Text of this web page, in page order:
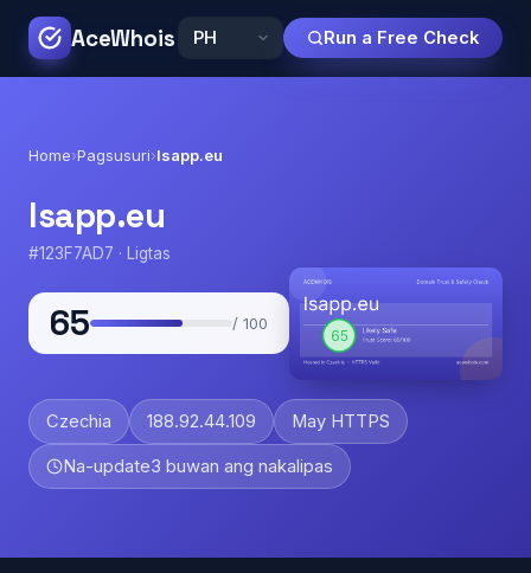
AceWhois Run a Free Check
Home›Pagsusuri›lsapp.eu
lsapp.eu
#123F7AD7 · Ligtas
65 / 100
Czechia 188.92.44.109 May HTTPS
Na-update3 buwan ang nakalipas